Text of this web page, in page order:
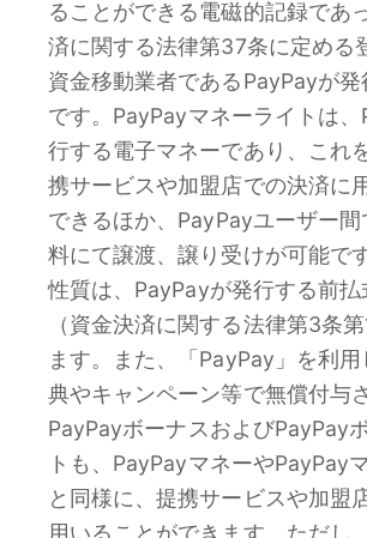
ることができる電磁的記録であ
済に関する法律第37条に定める
資金移動業者であるPayPayが
です。PayPayマネーライトは、
行する電子マネーであり、これ
携サービスや加盟店での決済に
できるほか、PayPayユーザー
料にて譲渡、譲り受けが可能で
性質は、PayPayが発行する前
（資金決済に関する法律第3条
ます。また、「PayPay」を利
典やキャンペーン等で無償付与
PayPayボーナスおよびPayPay
トも、PayPayマネーやPayPay
と同様に、提携サービスや加盟
用いることができます。ただし